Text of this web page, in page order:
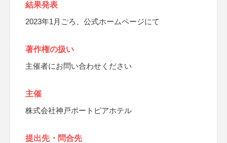
結果発表
2023年1月ごろ、公式ホームページにて
著作権の扱い
主催者にお問い合わせください
主催
株式会社神戸ポートピアホテル
提出先・問合先